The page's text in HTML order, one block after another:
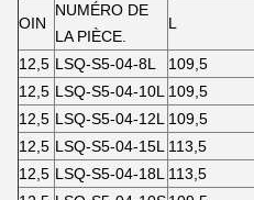
OIN
NUMÉRO DE
LA PIÈCE.
L
12,5 LSQ-S5-04-8L 109,5
12,5 LSQ-S5-04-10L 109,5
12,5 LSQ-S5-04-12L 109,5
12,5 LSQ-S5-04-15L 113,5
12,5 LSQ-S5-04-18L 113,5